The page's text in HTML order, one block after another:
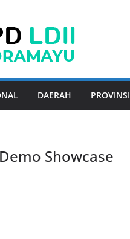
DAERAH PROVINSI
Showcase